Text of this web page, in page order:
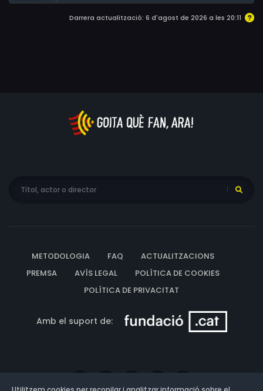
Darrera actualització: 6 d'agost de 2026 a les 20:11
METODOLOGIA FAQ
ACTUALITZACIONS
PREMSA
AVÍS LEGAL
POLÍTICA DE COOKIES
POLÍTICA DE PRIVACITAT
Amb el suport de: